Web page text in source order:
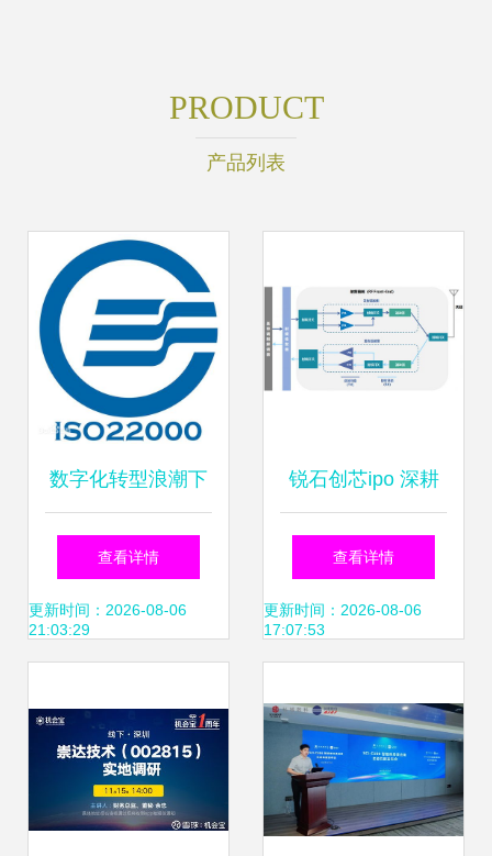
PRODUCT
产品列表
数字化转型浪潮下
的信息技术咨询服
务与管理体系标准
查看详情
更新时间：2026-08-06
21:03:29
锐石创芯ipo 深耕
射频前端多领域,完
整客户版图构筑发
查看详情
更新时间：2026-08-06
17:07:53